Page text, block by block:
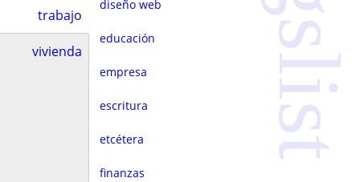
trabajo
vivienda
diseño web
educación
empresa
escritura
etcétera
finanzas